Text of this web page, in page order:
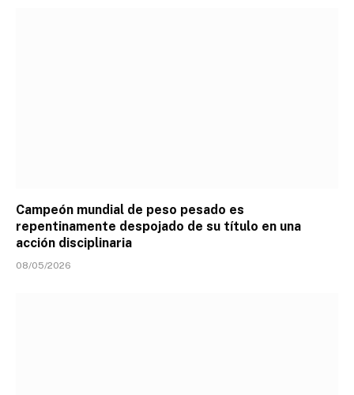
Campeón mundial de peso pesado es
repentinamente despojado de su título en una
acción disciplinaria
08/05/2026